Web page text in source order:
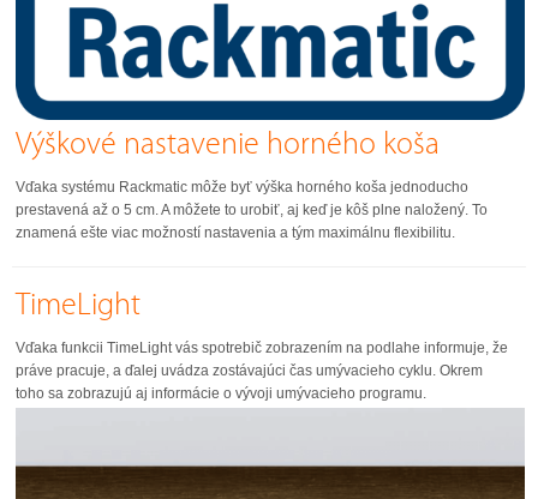
Výškové nastavenie horného koša
Vďaka systému Rackmatic môže byť výška horného koša jednoducho
prestavená až o 5 cm. A môžete to urobiť, aj keď je kôš plne naložený. To
znamená ešte viac možností nastavenia a tým maximálnu flexibilitu.
TimeLight
Vďaka funkcii TimeLight vás spotrebič zobrazením na podlahe informuje, že
práve pracuje, a ďalej uvádza zostávajúci čas umývacieho cyklu. Okrem
toho sa zobrazujú aj informácie o vývoji umývacieho programu.